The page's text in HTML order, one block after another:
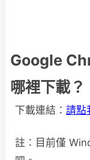
Google
哪裡下載？
下載連結： 請點
註：目前僅